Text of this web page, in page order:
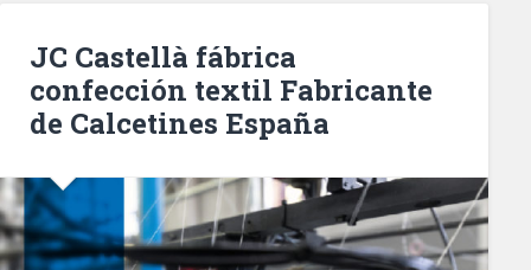
JC Castellà fábrica
confección textil Fabricante
de Calcetines España